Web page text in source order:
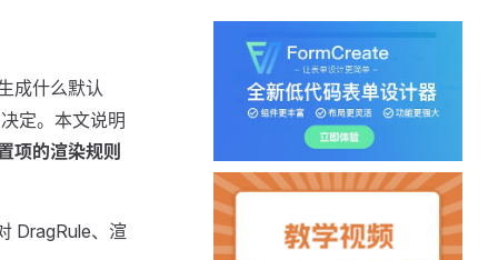
成什么默认
决定。本文说明
项的渲染规则
DragRule、渲